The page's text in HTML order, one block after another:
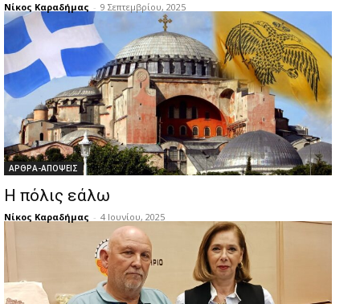
Νίκος Καραδήμας - 9 Σεπτεμβρίου, 2025
ΑΡΘΡΑ-ΑΠΟΨΕΙΣ
Η πόλις εάλω
Νίκος Καραδήμας - 4 Ιουνίου, 2025